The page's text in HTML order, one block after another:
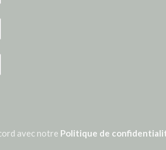
avec notre Politique de